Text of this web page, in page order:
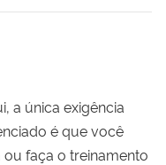
a única exigência
é que você
faça o treinamento